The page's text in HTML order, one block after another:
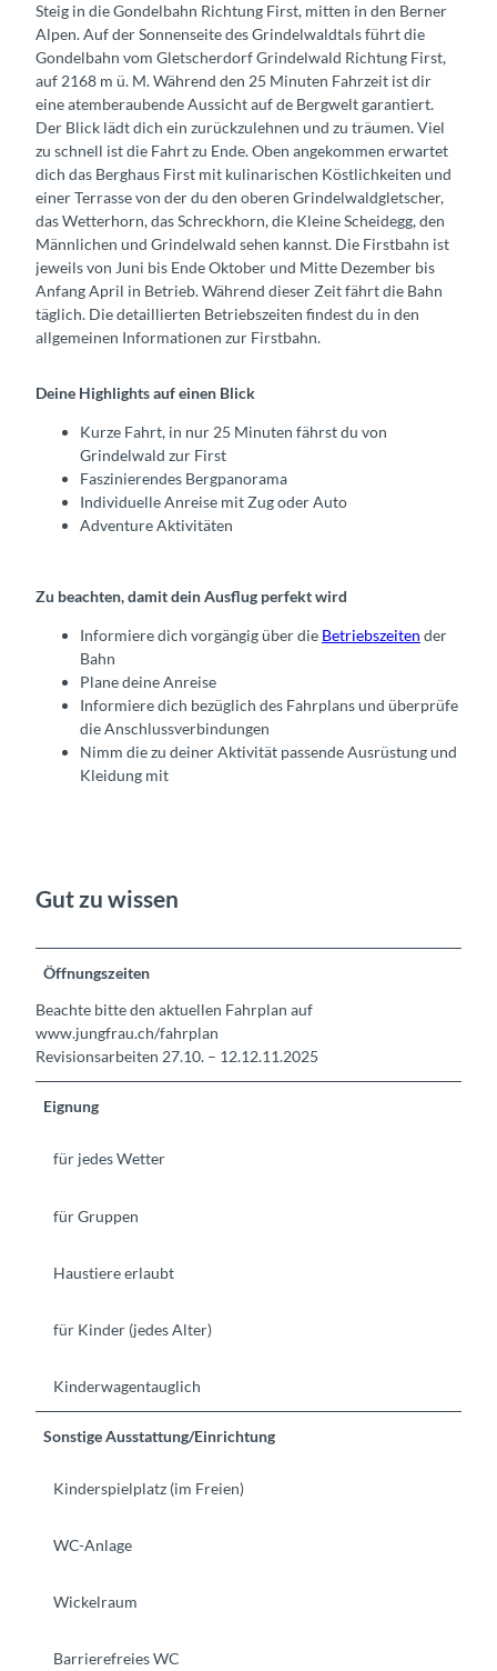
s
p
i
e
l
e
n
Steig in die Gondelbahn Richtung First, mitten in den Berner
Alpen. Auf der Sonnenseite des Grindelwaldtals führt die
Gondelbahn vom Gletscherdorf Grindelwald Richtung First,
auf 2168 m ü. M. Während den 25 Minuten Fahrzeit ist dir
eine atemberaubende Aussicht auf de Bergwelt garantiert.
Der Blick lädt dich ein zurückzulehnen und zu träumen. Viel
zu schnell ist die Fahrt zu Ende. Oben angekommen erwartet
dich das Berghaus First mit kulinarischen Köstlichkeiten und
einer Terrasse von der du den oberen Grindelwaldgletscher,
das Wetterhorn, das Schreckhorn, die Kleine Scheidegg, den
Männlichen und Grindelwald sehen kannst. Die Firstbahn ist
jeweils von Juni bis Ende Oktober und Mitte Dezember bis
Anfang April in Betrieb. Während dieser Zeit fährt die Bahn
täglich. Die detaillierten Betriebszeiten findest du in den
allgemeinen Informationen zur Firstbahn.
Deine Highlights auf einen Blick
Kurze Fahrt, in nur 25 Minuten fährst du von
Grindelwald zur First
Faszinierendes Bergpanorama
Individuelle Anreise mit Zug oder Auto
Adventure Aktivitäten
Zu beachten, damit dein Ausflug perfekt wird
Informiere dich vorgängig über die Betriebszeiten der
Bahn
Plane deine Anreise
Informiere dich bezüglich des Fahrplans und überprüfe
die Anschlussverbindungen
Nimm die zu deiner Aktivität passende Ausrüstung und
Kleidung mit
Gut zu wissen
Öffnungszeiten
Beachte bitte den aktuellen Fahrplan auf
www.jungfrau.ch/fahrplan
Revisionsarbeiten 27.10. – 12.12.11.2025
Eignung
für jedes Wetter
für Gruppen
Haustiere erlaubt
für Kinder (jedes Alter)
Kinderwagentauglich
Sonstige Ausstattung/Einrichtung
Kinderspielplatz (im Freien)
WC-Anlage
Wickelraum
Barrierefreies WC